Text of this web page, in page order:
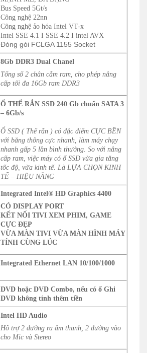
Bus Speed 5Gt/s
Công nghệ 22nn
Công nghệ ảo hóa Intel VT-x
Intel SSE 4.1 I SSE 4.2 I intel AVX
Đóng gói FCLGA 1155 Socket
8Gb DDR3 Dual Chanel
Tổng số 2 chân cắm ram, cho phép nâng
cấp tối đa 16Gb ram DDR3
Ổ THỂ RẮN SSD 240 Gb chuẩn SATA 3
– 6Gb/s
Ổ SSD ( Thể rắn ) có đặc điểm CỰC BỀN
với băng thông cực nhanh, làm máy chạy
nhanh gấp 5 lần bình thường. So với nâng
cấp ram, việc máy có ổ SSD vừa gia tăng
tốc độ, vừa kinh tế. Là LỰA CHỌN KINH
TẾ – HIỆU NĂNG
Integrated Intel® HD Graphics 4400
CÓ DISPLAY PORT
KẾT NỐI TIVI XEM PHIM, GAME
CỰC ĐẸP
VỪA MÀN TIVI VỪA MÀN HÌNH MÁY
TÍNH CÙNG LÚC
Integrated Ethernet LAN 10/100/1000
DVD hoặc DVD Combo, nếu có ổ Ghi
DVD không tính thêm tiền
Intel HD Audio
Hỗ trợ 2 đường ra âm thanh, 2 đường vào
cho Mic và Stereo